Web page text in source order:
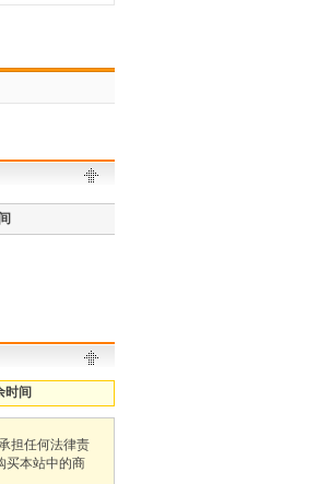
时间
担任何法律责
买本站中的商